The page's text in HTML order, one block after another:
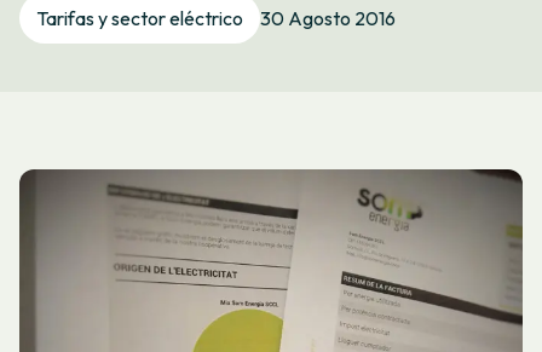
Oficina virtual
Tarifas y sector eléctrico 30 Agosto 2016